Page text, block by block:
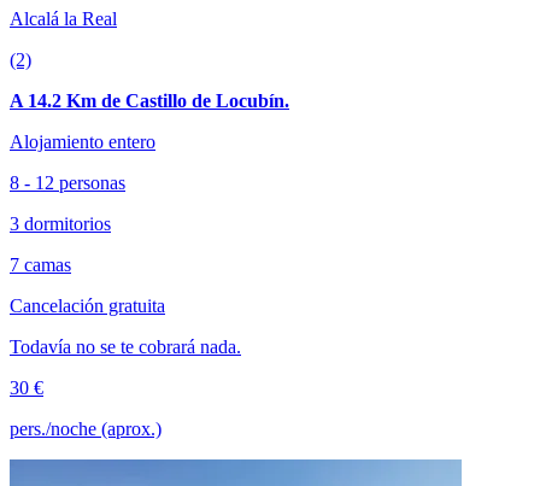
Alcalá la Real
(2)
A 14.2 Km de Castillo de Locubín.
Alojamiento entero
8 - 12 personas
3 dormitorios
7 camas
Cancelación gratuita
Todavía no se te cobrará nada.
30 €
pers./noche (aprox.)